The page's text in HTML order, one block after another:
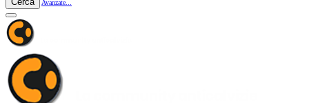
Avanzate...